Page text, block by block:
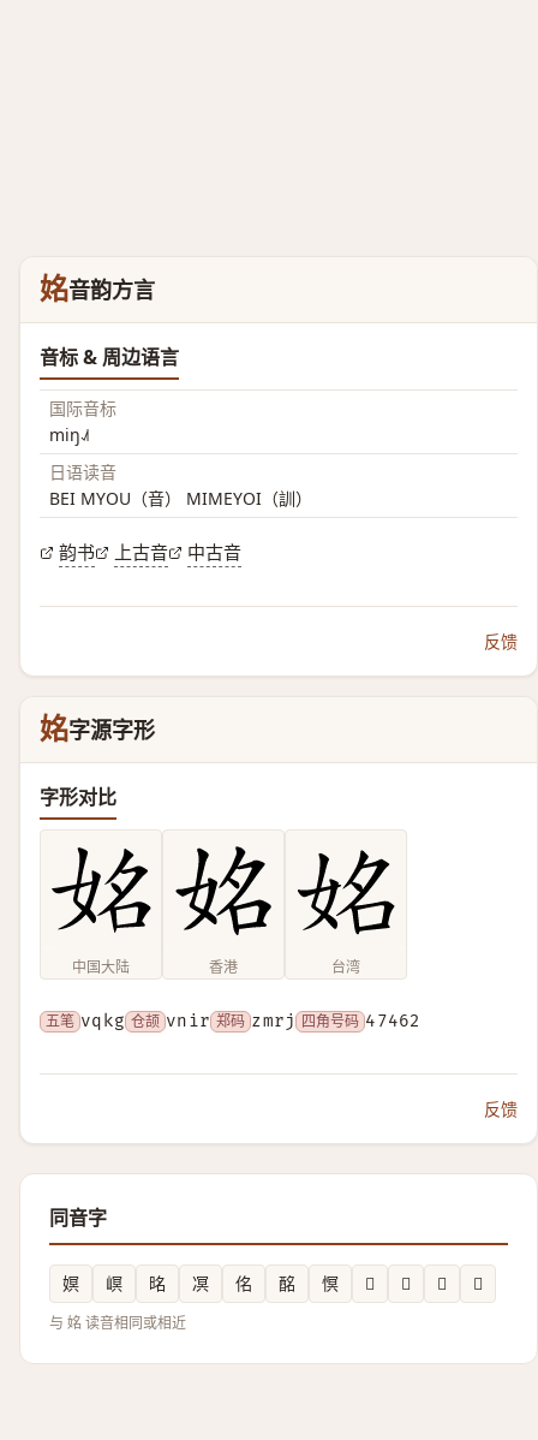
姳音韵方言
音标 & 周边语言
国际音标
miŋ˨˩˦
日语读音
BEI MYOU（音） MIMEYOI（訓）
韵书 上古音 中古音
反馈
姳字源字形
字形对比
中国大陆 香港 台湾
五笔 vqkg 仓颉 vnir 郑码 zmrj 四角号码 47462
反馈
同音字
嫇 㟰 㫥 凕 佲 酩 慏 𫶍 𥥊 𩣶 𦫮
与 姳 读音相同或相近